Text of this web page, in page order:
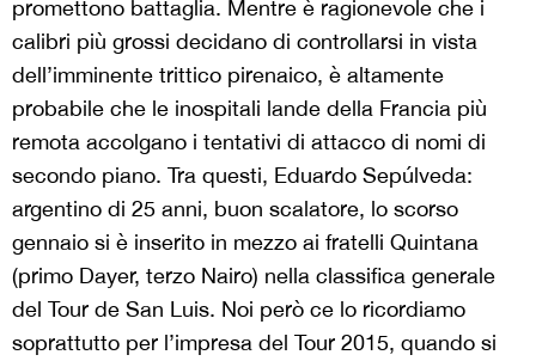
promettono battaglia. Mentre è ragionevole che i
calibri più grossi decidano di controllarsi in vista
dell’imminente trittico pirenaico, è altamente
probabile che le inospitali lande della Francia più
remota accolgano i tentativi di attacco di nomi di
secondo piano. Tra questi, Eduardo Sepúlveda:
argentino di 25 anni, buon scalatore, lo scorso
gennaio si è inserito in mezzo ai fratelli Quintana
(primo Dayer, terzo Nairo) nella classifica generale
del Tour de San Luis. Noi però ce lo ricordiamo
soprattutto per l’impresa del Tour 2015, quando si